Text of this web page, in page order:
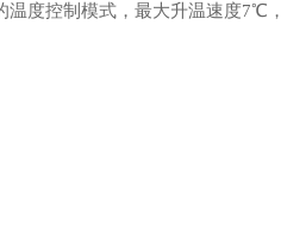
温度控制模式，最大升温速度